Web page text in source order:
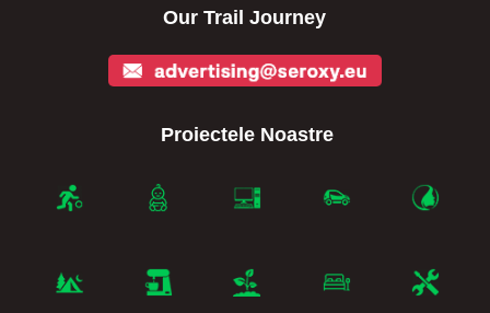
Our Trail Journey
Proiectele Noastre